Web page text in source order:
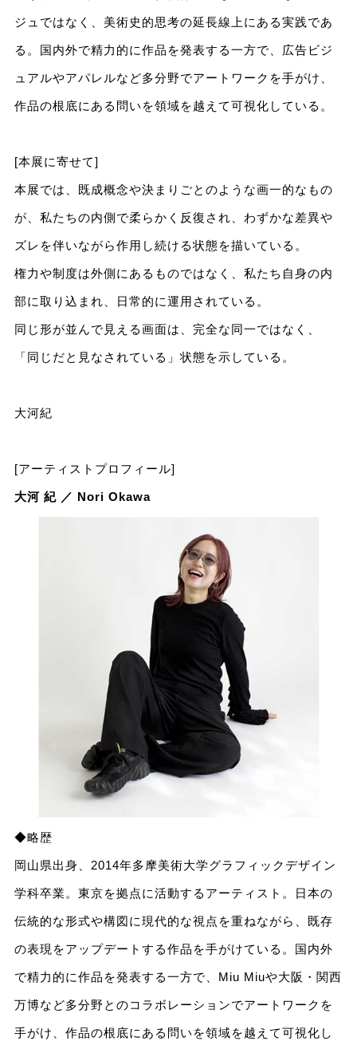
ジュではなく、美術史的思考の延長線上にある実践であ
る。国内外で精力的に作品を発表する一方で、広告ビジ
ュアルやアパレルなど多分野でアートワークを手がけ、
作品の根底にある問いを領域を越えて可視化している。
[本展に寄せて]
本展では、既成概念や決まりごとのような画一的なもの
が、私たちの内側で柔らかく反復され、わずかな差異や
ズレを伴いながら作用し続ける状態を描いている。
権力や制度は外側にあるものではなく、私たち自身の内
部に取り込まれ、日常的に運用されている。
同じ形が並んで見える画面は、完全な同一ではなく、
「同じだと見なされている」状態を示している。
大河紀
[アーティストプロフィール]
大河 紀 ／ Nori Okawa
◆略歴
岡山県出身、2014年多摩美術大学グラフィックデザイン
学科卒業。東京を拠点に活動するアーティスト。日本の
伝統的な形式や構図に現代的な視点を重ねながら、既存
の表現をアップデートする作品を手がけている。国内外
で精力的に作品を発表する一方で、Miu Miuや大阪・関西
万博など多分野とのコラボレーションでアートワークを
手がけ、作品の根底にある問いを領域を越えて可視化し